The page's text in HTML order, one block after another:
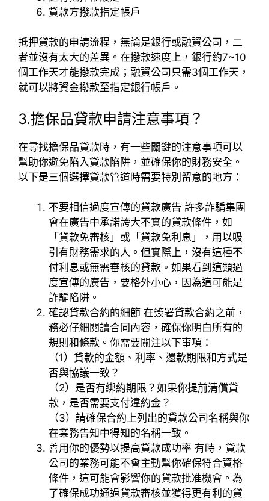
貸款方撥款指定帳戶
抵押貸款的申請流程，無論是銀行或融資公司，二
者並沒有太大的差異。在撥款速度上，銀行約7~10
個工作天才能撥款完成；融資公司只需3個工作天，
就可以將資金撥款至指定銀行帳戶。
3.擔保品貸款申請注意事項？
在尋找擔保品貸款時，有一些關鍵的注意事項可以
幫助你避免陷入貸款陷阱，並確保你的財務安全。
以下是三個選擇貸款管道時需要特別留意的地方：
不要相信過度宣傳的貸款廣告 許多詐騙集團
會在廣告中承諾誇大不實的貸款條件，如
「貸款免審核」或「貸款免利息」，用以吸
引有財務需求的人。但實際上，沒有這種不
付利息或無需審核的貸款。如果看到這類過
度宣傳的廣告，要格外小心，因為這可能是
詐騙陷阱。
確認貸款合約的細節 在簽署貸款合約之前，
務必仔細閱讀合同內容，確保你明白所有的
規則和條款。你需要關注以下事項：
（1）貸款的金額、利率、還款期限和方式是
否與協議一致？
（2）是否有綁約期限？如果你提前清償貸
款，是否需要支付違約金？
（3）請確保合約上列出的貸款公司名稱與你
在業務告知中得知的名稱一致。
善用你的優勢以提高貸款成功率 有時，貸款
公司的業務可能不會主動幫你確保符合資格
條件，這可能會影響你的貸款批准機會。為
了確保成功通過貸款審核並獲得更有利的貸